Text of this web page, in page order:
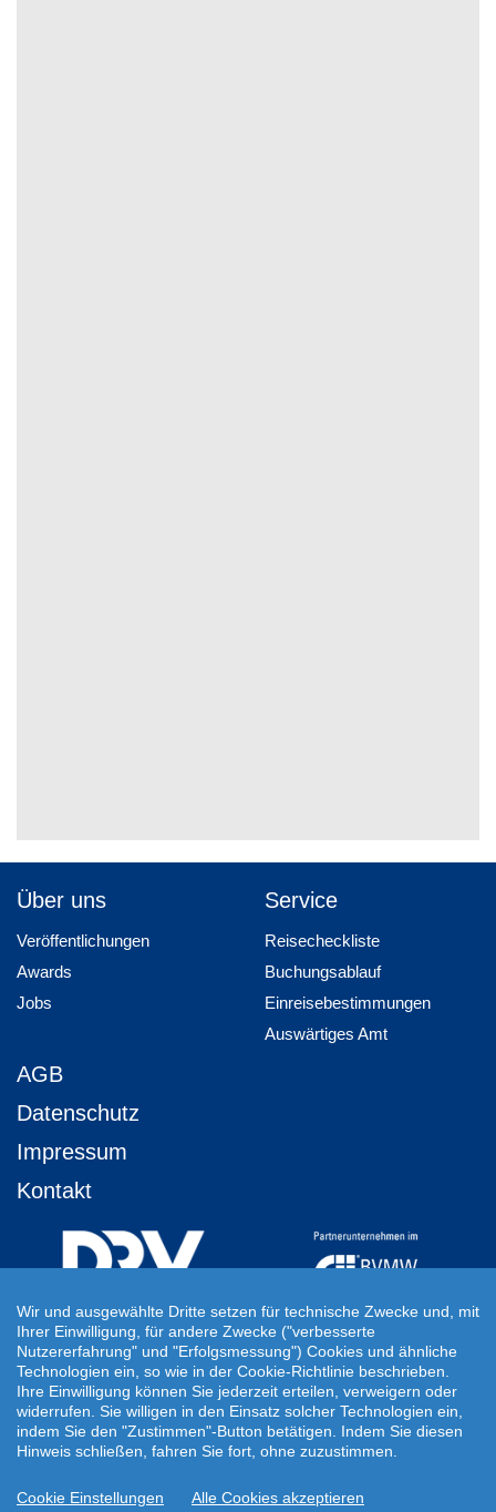
Über uns
Veröffentlichungen
Awards
Jobs
Service
Reisecheckliste
Buchungsablauf
Einreisebestimmungen
Auswärtiges Amt
AGB
Datenschutz
Impressum
Kontakt
Ihre Individuelle Reiseanfrage
Auf Ihre ganz persönlichen Vorstellungen abgestimmt!
Für Ihre individuellen Reisewünsche erstellen wir Ihnen gern ein
persönliches Angebot.
JETZT INDIVIDUELLE REISEANFRAGE ERSTELLEN
Wir und ausgewählte Dritte setzen für technische Zwecke und, mit
Ihrer Einwilligung, für andere Zwecke ("verbesserte
Nutzererfahrung" und "Erfolgsmessung") Cookies und ähnliche
Technologien ein, so wie in der Cookie-Richtlinie beschrieben.
Ihre Einwilligung können Sie jederzeit erteilen, verweigern oder
widerrufen. Sie willigen in den Einsatz solcher Technologien ein,
indem Sie den "Zustimmen"-Button betätigen. Indem Sie diesen
Hinweis schließen, fahren Sie fort, ohne zuzustimmen.
Cookie Einstellungen Alle Cookies akzeptieren